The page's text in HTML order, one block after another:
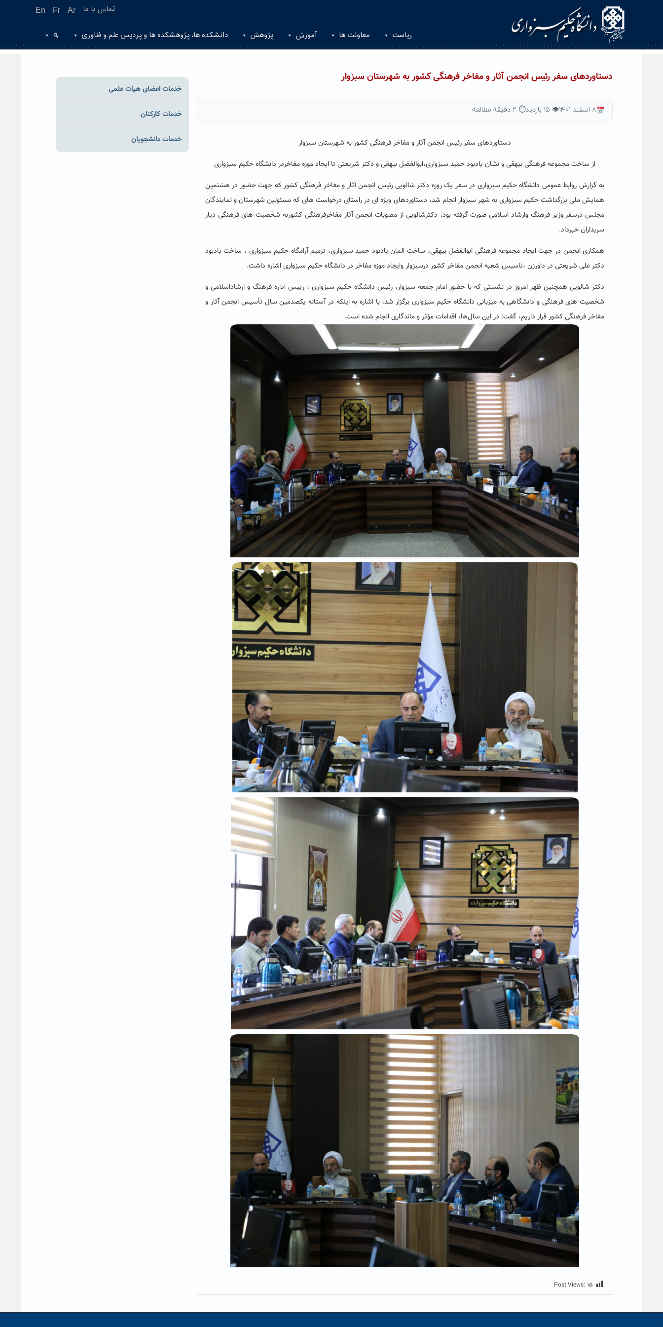
En Fr Ar تماس با ما
ریاست معاونت ها آموزش پژوهش دانشکده ها، پژوهشکده ها و پردیس علم و فناوری
دستاوردهای سفر رئیس انجمن آثار و مفاخر فرهنگی کشور به شهرستان سبزوار
۸ اسفند ۱۴۰۱ 👁 ۱۵ بازدید ⏱ ۲ دقیقه مطالعه
دستاوردهای سفر رئیس انجمن آثار و مفاخر فرهنگی کشور به شهرستان سبزوار
از ساخت مجموعه فرهنگی بیهقی و نشان یادبود حمید سبزواری،ابوالفضل بیهقی و دکتر شریعتی تا ایجاد موزه مفاخردر دانشگاه حکیم سبزواری
به گزارش روابط عمومی دانشگاه حکیم سبزواری در سفر یک روزه دکتر شالویی رئیس انجمن آثار و مفاخر فرهنگی کشور که جهت حضور در هشتمین
همایش ملی بزرگداشت حکیم سبزواری به شهر سبزوار انجام شد، دستاوردهای ویژه ای در راستای درخواست های که مسئولین شهرستان و نمایندگان
مجلس درسفر وزیر فرهنگ وارشاد اسلامی صورت گرفته بود، دکترشالویی از مصوبات انجمن آثار مفاخرفرهنگی کشوربه شخصیت های فرهنگی دیار
سربداران خبرداد.
همکاری انجمن در جهت ایجاد مجموعه فرهنگی ابوالفضل بیهقی، ساخت المان یادبود حمید سبزواری، ترمیم آرامگاه حکیم سبزواری ، ساخت یادبود
دکتر علی شریعتی در داورزن ،تاسیس شعبه انجمن مفاخر کشور درسبزوار وایجاد موزه مفاخر در دانشگاه حکیم سبزواری اشاره داشت.
دکتر شالویی همچنین ظهر امروز در نشستی که با حضور امام جمعه سبزوار، رئیس دانشگاه حکیم سبزواری ، رییس اداره فرهنگ و ارشاداسلامی و
شخصیت های فرهنگی و دانشگاهی به میزبانی دانشگاه حکیم سبزواری برگزار شد، با اشاره به اینکه در آستانه یکصدمین سال تأسیس انجمن آثار و
مفاخر فرهنگی کشور قرار داریم، گفت: در این سال‌ها، اقدامات مؤثر و ماندگاری انجام شده است.
Post Views: ۱۵
خدمات اعضای هیات علمی
خدمات کارکنان
خدمات دانشجویان